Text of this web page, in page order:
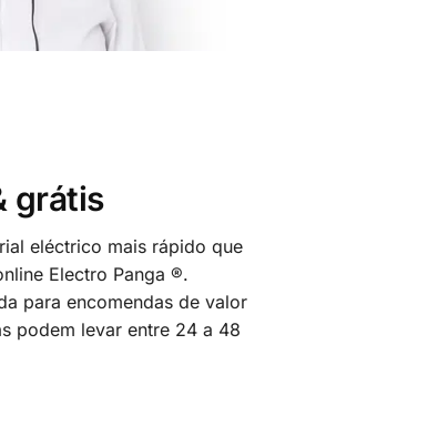
grátis
eléctrico mais rápido que
Electro Panga ®.
para encomendas de valor
podem levar entre 24 a 48